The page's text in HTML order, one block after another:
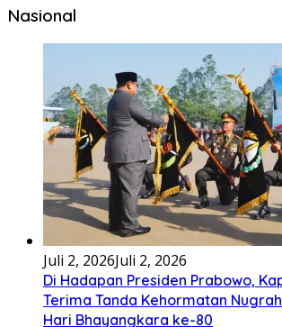
Ena’o natola ukhamoHaga mbawa ba
khomoUohe ia ube bangaimo Ena’o[...]
Lirik Lagu FAFOFA Ciptaan Fajar Halawa